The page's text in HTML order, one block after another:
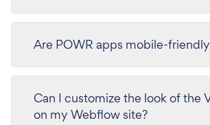
Are POWR apps mobile-
Can I customize the look of the
on my Webflow site?